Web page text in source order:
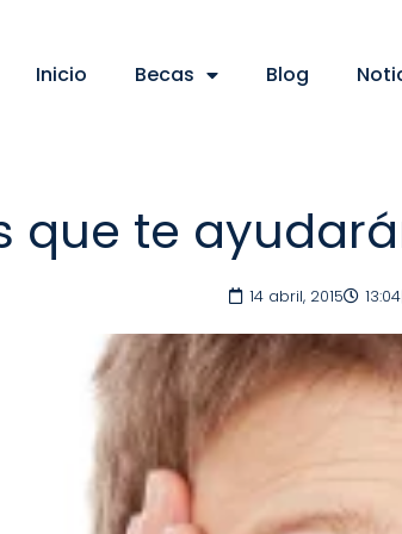
Inicio Becas Blog
que te
14 abril, 2015 13:04